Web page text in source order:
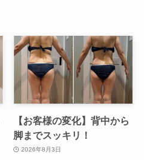
【お客様の変化】背中から
脚までスッキリ！
2026年8月3日